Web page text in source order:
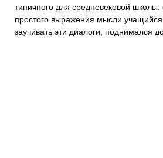
типичного для средневековой школы:
простого выражения мысли
заучивать эти диалоги, поднимался